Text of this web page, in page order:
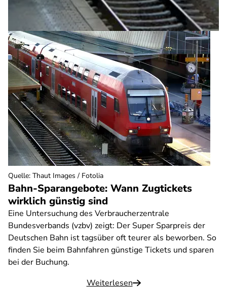
Bahn-Sparangebote: Wann Zugtickets
wirklich günstig sind
Eine Untersuchung des Verbraucherzentrale
Bundesverbands (vzbv) zeigt: Der Super Sparpreis der
Deutschen Bahn ist tagsüber oft teurer als beworben. So
finden Sie beim Bahnfahren günstige Tickets und sparen
bei der Buchung.
Weiterlesen
Quelle: Thaut Images / Fotolia